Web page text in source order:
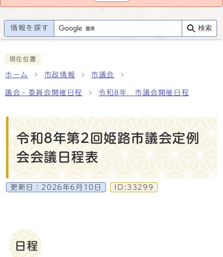
情報を探す 検索
現在位置
ホーム 市政情報 市議会
議会・委員会開催日程 令和8年 市議会開催日程
令和8年第2回姫路市議会定例
会会議日程表
更新日： 2026年6月10日 ID:33299
日程